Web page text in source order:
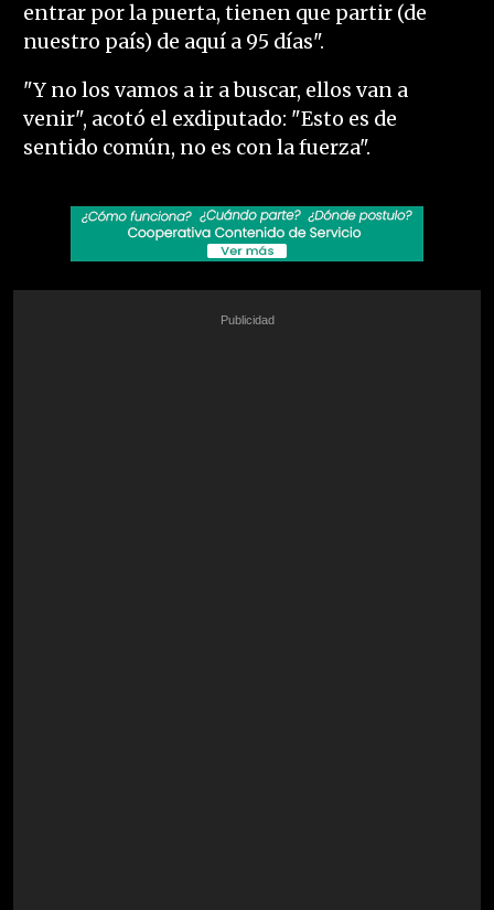
entrar por la puerta, tienen que partir (de
nuestro país) de aquí a 95 días".
"Y no los vamos a ir a buscar, ellos van a
venir", acotó el exdiputado: "Esto es de
sentido común, no es con la fuerza".